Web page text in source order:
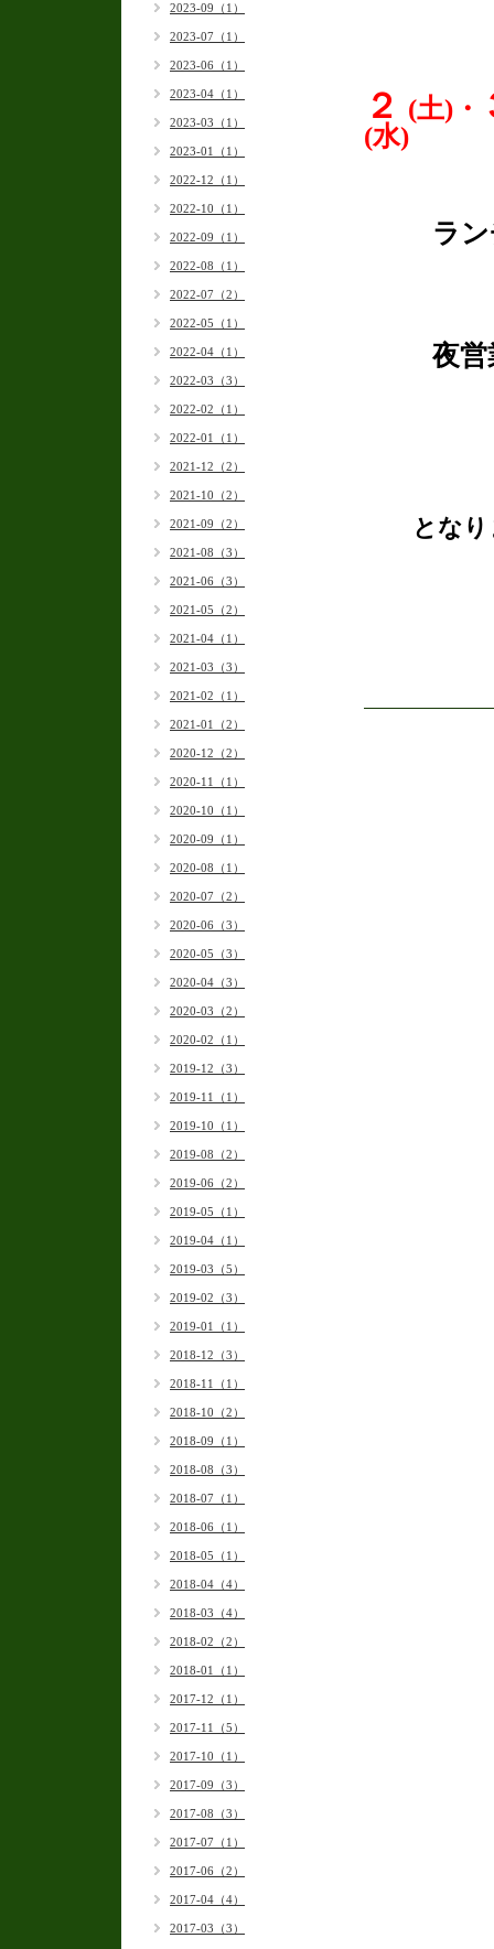
２ (土)・
(水)
ラン
夜営
となりま
2023-09（1）
2023-07（1）
2023-06（1）
2023-04（1）
2023-03（1）
2023-01（1）
2022-12（1）
2022-10（1）
2022-09（1）
2022-08（1）
2022-07（2）
2022-05（1）
2022-04（1）
2022-03（3）
2022-02（1）
2022-01（1）
2021-12（2）
2021-10（2）
2021-09（2）
2021-08（3）
2021-06（3）
2021-05（2）
2021-04（1）
2021-03（3）
2021-02（1）
2021-01（2）
2020-12（2）
2020-11（1）
2020-10（1）
2020-09（1）
2020-08（1）
2020-07（2）
2020-06（3）
2020-05（3）
2020-04（3）
2020-03（2）
2020-02（1）
2019-12（3）
2019-11（1）
2019-10（1）
2019-08（2）
2019-06（2）
2019-05（1）
2019-04（1）
2019-03（5）
2019-02（3）
2019-01（1）
2018-12（3）
2018-11（1）
2018-10（2）
2018-09（1）
2018-08（3）
2018-07（1）
2018-06（1）
2018-05（1）
2018-04（4）
2018-03（4）
2018-02（2）
2018-01（1）
2017-12（1）
2017-11（5）
2017-10（1）
2017-09（3）
2017-08（3）
2017-07（1）
2017-06（2）
2017-04（4）
2017-03（3）